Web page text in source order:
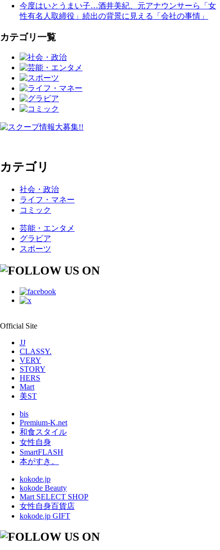
今度はいとうまい子…酒井美紀、元アナウンサーら「女
性有名人取締役」続出の背景に見える「会社の事情」
カテゴリ一覧
カテゴリ
社会・政治
ライフ・マネー
コミック
芸能・エンタメ
グラビア
スポーツ
Official Site
JJ
CLASSY.
VERY
STORY
HERS
Mart
美ST
bis
Premium-K.net
和食スタイル
女性自身
SmartFLASH
本がすき。
kokode.jp
kokode Beauty
Mart SELECT SHOP
女性自身百貨店
kokode.jp GIFT